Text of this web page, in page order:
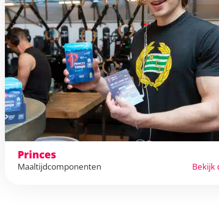
Princes
Maaltijdcomponenten Bekijk